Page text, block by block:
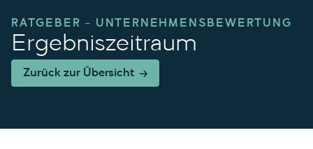
RATGEBER – UNTERNEHMENSBEWERTUNG
Ergebniszeitraum
Zurück zur Übersicht